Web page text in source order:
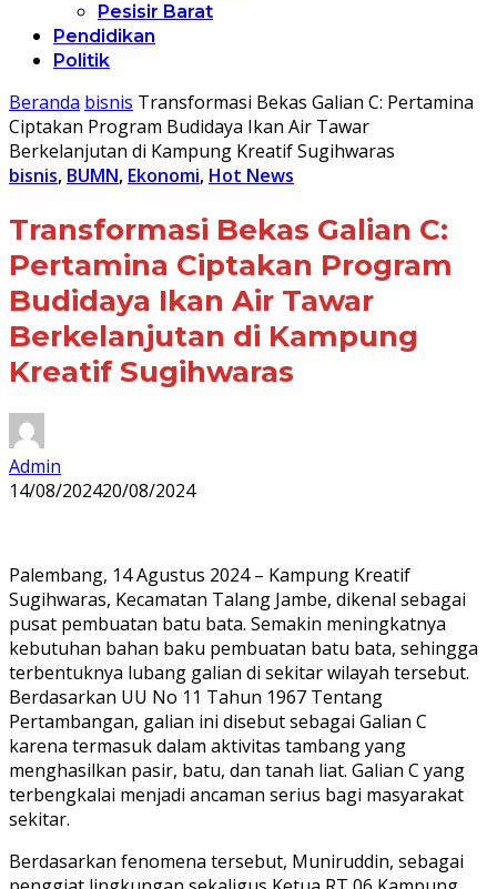
Pesisir Barat
Pendidikan
Politik
Beranda bisnis Transformasi Bekas Galian C: Pertamina
Ciptakan Program Budidaya Ikan Air Tawar
Berkelanjutan di Kampung Kreatif Sugihwaras
bisnis, BUMN, Ekonomi, Hot News
Transformasi Bekas Galian C:
Pertamina Ciptakan Program
Budidaya Ikan Air Tawar
Berkelanjutan di Kampung
Kreatif Sugihwaras
Admin
14/08/202420/08/2024
Palembang, 14 Agustus 2024 – Kampung Kreatif
Sugihwaras, Kecamatan Talang Jambe, dikenal sebagai
pusat pembuatan batu bata. Semakin meningkatnya
kebutuhan bahan baku pembuatan batu bata, sehingga
terbentuknya lubang galian di sekitar wilayah tersebut.
Berdasarkan UU No 11 Tahun 1967 Tentang
Pertambangan, galian ini disebut sebagai Galian C
karena termasuk dalam aktivitas tambang yang
menghasilkan pasir, batu, dan tanah liat. Galian C yang
terbengkalai menjadi ancaman serius bagi masyarakat
sekitar.
Berdasarkan fenomena tersebut, Muniruddin, sebagai